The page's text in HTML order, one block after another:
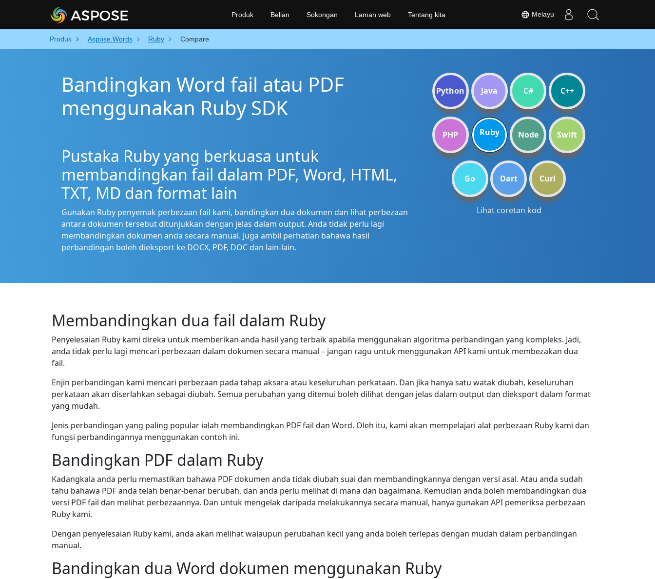
Produk Aspose.Words Ruby Compare
Bandingkan Word fail atau PDF
menggunakan Ruby SDK
Pustaka Ruby yang berkuasa untuk
membandingkan fail dalam PDF, Word, HTML,
TXT, MD dan format lain
Gunakan Ruby penyemak perbezaan fail kami, bandingkan dua dokumen dan lihat perbezaan
antara dokumen tersebut ditunjukkan dengan jelas dalam output. Anda tidak perlu lagi
membandingkan dokumen anda secara manual. Juga ambil perhatian bahawa hasil
perbandingan boleh dieksport ke DOCX, PDF, DOC dan lain-lain.
Python Java C# C++
PHP Ruby Node Swift
Go Dart Curl
Lihat coretan kod
Membandingkan dua fail dalam Ruby
Penyelesaian Ruby kami direka untuk memberikan anda hasil yang terbaik apabila menggunakan algoritma perbandingan yang kompleks. Jadi,
anda tidak perlu lagi mencari perbezaan dalam dokumen secara manual – jangan ragu untuk menggunakan API kami untuk membezakan dua
fail.
Enjin perbandingan kami mencari perbezaan pada tahap aksara atau keseluruhan perkataan. Dan jika hanya satu watak diubah, keseluruhan
perkataan akan diserlahkan sebagai diubah. Semua perubahan yang ditemui boleh dilihat dengan jelas dalam output dan dieksport dalam format
yang mudah.
Jenis perbandingan yang paling popular ialah membandingkan PDF fail dan Word. Oleh itu, kami akan mempelajari alat perbezaan Ruby kami dan
fungsi perbandingannya menggunakan contoh ini.
Bandingkan PDF dalam Ruby
Kadangkala anda perlu memastikan bahawa PDF dokumen anda tidak diubah suai dan membandingkannya dengan versi asal. Atau anda sudah
tahu bahawa PDF anda telah benar-benar berubah, dan anda perlu melihat di mana dan bagaimana. Kemudian anda boleh membandingkan dua
versi PDF fail dan melihat perbezaannya. Dan untuk mengelak daripada melakukannya secara manual, hanya gunakan API pemeriksa perbezaan
Ruby kami.
Dengan penyelesaian Ruby kami, anda akan melihat walaupun perubahan kecil yang anda boleh terlepas dengan mudah dalam perbandingan
manual.
Bandingkan dua Word dokumen menggunakan Ruby
Melayu
Produk Belian Sokongan Laman web Tentang kita